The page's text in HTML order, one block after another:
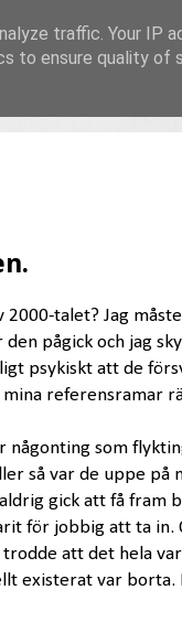
talet? Jag
pågick och jag
psykiskt att de
referensramar
som
så var de uppe på
gick att få fram
för jobbig att ta in.
att det hela
existerat var borta.
traffic. Your IP
to ensure quality of